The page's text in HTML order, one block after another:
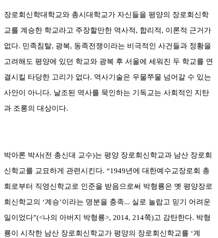
장로회신학대학교와 총시대학교가 자신들을 평양의 장로회신학
교를 계승한 학교라고 주장할만한 역사적, 합리적, 이론적 근거가
없다. 민족침탈, 광복, 동족전쟁이라는 비극적인 사건들과 정황을
고려해도 평양에 있던 학교와 광복 후 서울에 세워진 두 학교를 연
결시킬 타당한 고리가 없다. 역사기술은 우물쭈물 넘어갈 수 있는
사안이 아니다. 날조된 역사를 묵인하는 기독교는 사회적인 지탄
과 조롱의 대상이다.
박아론 박사(전 총신대 교수)는 평양 장로회신학교과 남산 장로회
신학교를 교묘하게 관련시킨다. “1949년에 대한예수교장로회 총
회로부터 직영신학교로 인준을 받음으로써 박형룡은 옛 평양장로
회신학교의 ‘계승’이라는 명분을 충족... 실로 놀랍고 믿기 어려운
일이었다”(<나의 아버지 박형룡>, 2014, 214쪽)고 감탄한다. 박형
룡이 시작한 남산 장로회신학교가 평양의 장로회신학교를 ‘계